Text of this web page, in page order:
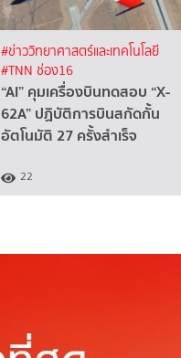
#ข่าววิทยาศาสตร์และเทคโนโลยี
#TNN ช่อง16
“AI” คุมเครื่องบินทดสอบ “X-
62A” ปฏิบัติการบินสกัดกั้น
อัตโนมัติ 27 ครั้งสำเร็จ
22